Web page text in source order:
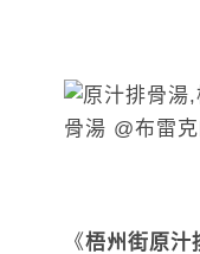
《梧州街原汁